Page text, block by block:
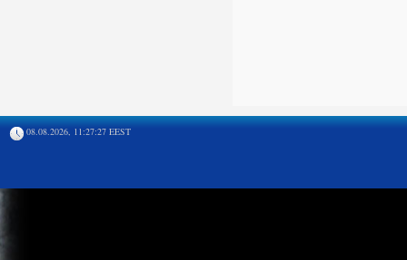
08.08.2026, 11:27:27 EEST